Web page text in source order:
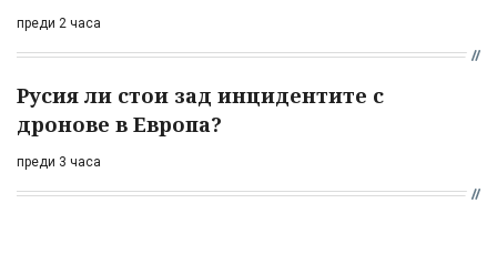
преди 2 часа
Русия ли стои зад инцидентите с
дронове в Европа?
преди 3 часа